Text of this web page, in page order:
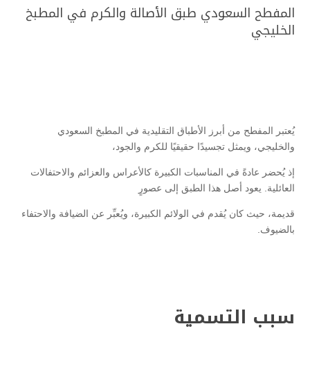
المفطح السعودي طبق الأصالة والكرم في المطبخ
الخليجي
يُعتبر المفطح من أبرز الأطباق التقليدية في المطبخ السعودي
والخليجي، ويمثل تجسيدًا حقيقيًا للكرم والجود،
إذ يُحضر عادةً في المناسبات الكبيرة كالأعراس والعزائم والاحتفالات
العائلية. يعود أصل هذا الطبق إلى عصورٍ
قديمة، حيث كان يُقدم في الولائم الكبيرة، ويُعبِّر عن الضيافة والاحتفاء
بالضيوف.
سبب التسمية